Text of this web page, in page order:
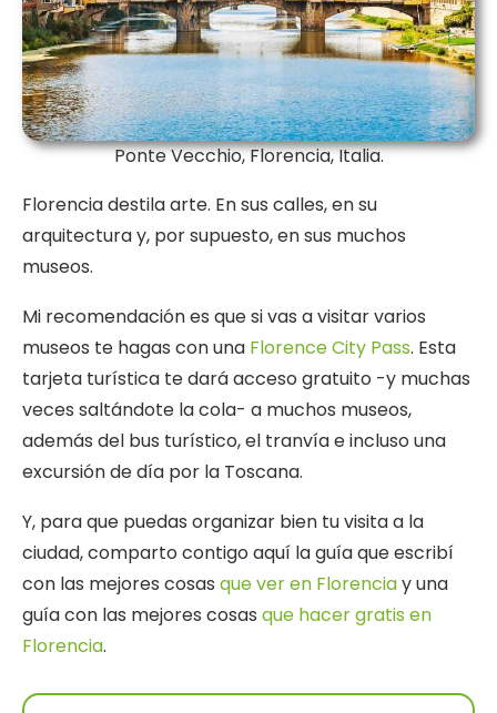
Ponte Vecchio, Florencia, Italia.
Florencia destila arte. En sus calles, en su
arquitectura y, por supuesto, en sus muchos
museos.
Mi recomendación es que si vas a visitar varios
museos te hagas con una Florence City Pass. Esta
tarjeta turística te dará acceso gratuito -y muchas
veces saltándote la cola- a muchos museos,
además del bus turístico, el tranvía e incluso una
excursión de día por la Toscana.
Y, para que puedas organizar bien tu visita a la
ciudad, comparto contigo aquí la guía que escribí
con las mejores cosas que ver en Florenciay una
guía con las mejores cosas que hacer gratis en
Florencia.